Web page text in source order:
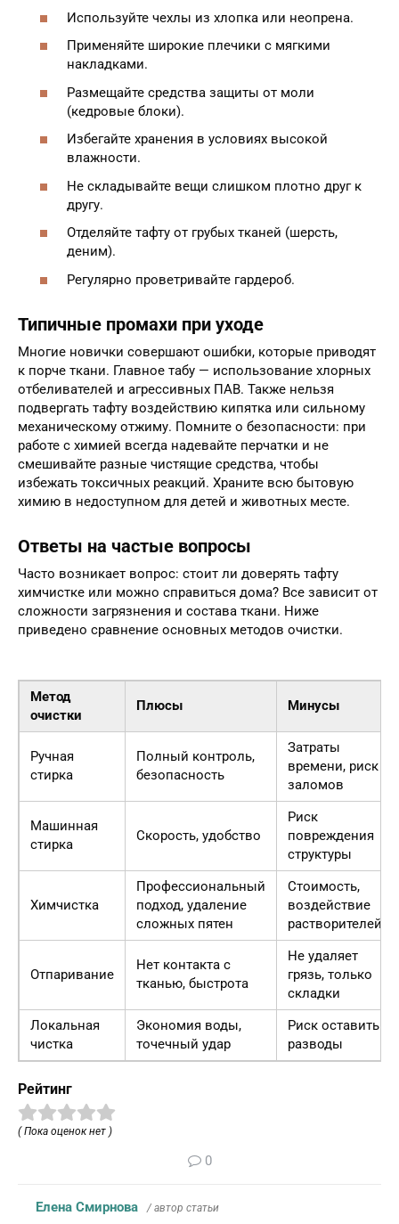
Используйте чехлы из хлопка или неопрена.
Применяйте широкие плечики с мягкими
накладками.
Размещайте средства защиты от моли
(кедровые блоки).
Избегайте хранения в условиях высокой
влажности.
Не складывайте вещи слишком плотно друг к
другу.
Отделяйте тафту от грубых тканей (шерсть,
деним).
Регулярно проветривайте гардероб.
Типичные промахи при уходе
Многие новички совершают ошибки, которые приводят
к порче ткани. Главное табу — использование хлорных
отбеливателей и агрессивных ПАВ. Также нельзя
подвергать тафту воздействию кипятка или сильному
механическому отжиму. Помните о безопасности: при
работе с химией всегда надевайте перчатки и не
смешивайте разные чистящие средства, чтобы
избежать токсичных реакций. Храните всю бытовую
химию в недоступном для детей и животных месте.
Ответы на частые вопросы
Часто возникает вопрос: стоит ли доверять тафту
химчистке или можно справиться дома? Все зависит от
сложности загрязнения и состава ткани. Ниже
приведено сравнение основных методов очистки.
Метод
очистки
Плюсы Минусы
Ручная
стирка
Полный контроль,
безопасность
Затраты
времени, риск
заломов
Машинная
стирка
Скорость, удобство
Риск
повреждения
структуры
Химчистка
Профессиональный
подход, удаление
сложных пятен
Стоимость,
воздействие
растворителей
Отпаривание
Нет контакта с
тканью, быстрота
Не удаляет
грязь, только
складки
Локальная
чистка
Экономия воды,
точечный удар
Риск оставить
разводы
Рейтинг
( Пока оценок нет )
0
Елена Смирнова / автор статьи